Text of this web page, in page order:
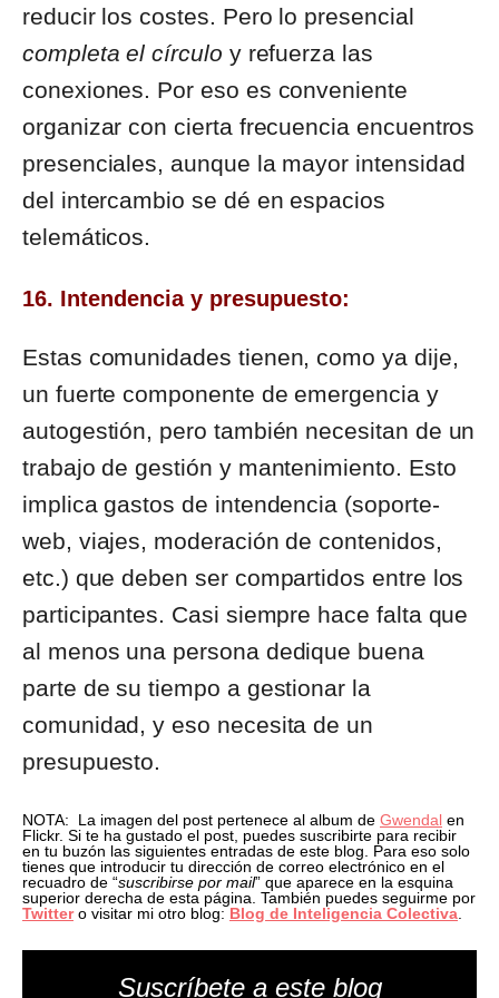
reducir los costes. Pero lo presencial
completa el círculo y refuerza las
conexiones. Por eso es conveniente
organizar con cierta frecuencia encuentros
presenciales, aunque la mayor intensidad
del intercambio se dé en espacios
telemáticos.
16. Intendencia y presupuesto:
Estas comunidades tienen, como ya dije,
un fuerte componente de emergencia y
autogestión, pero también necesitan de un
trabajo de gestión y mantenimiento. Esto
implica gastos de intendencia (soporte-
web, viajes, moderación de contenidos,
etc.) que deben ser compartidos entre los
participantes. Casi siempre hace falta que
al menos una persona dedique buena
parte de su tiempo a gestionar la
comunidad, y eso necesita de un
presupuesto.
NOTA: La imagen del post pertenece al album de Gwendal en
Flickr. Si te ha gustado el post, puedes suscribirte para recibir
en tu buzón las siguientes entradas de este blog. Para eso solo
tienes que introducir tu dirección de correo electrónico en el
recuadro de “suscribirse por mail” que aparece en la esquina
superior derecha de esta página. También puedes seguirme por
Twittero visitar mi otro blog: Blog de Inteligencia Colectiva.
Suscríbete a este blog